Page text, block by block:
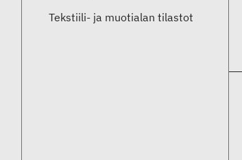
Tekstiili- ja muotialan tilastot